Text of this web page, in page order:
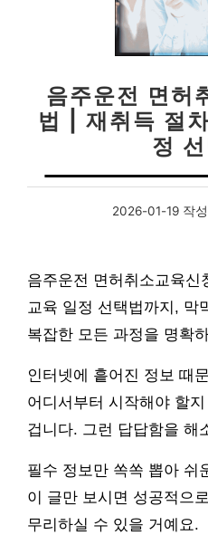
음주운전 면허
법 | 재취득 절
정
2026-01-19 작
음주운전 면허취소교육신
교육 일정 선택법까지, 막
복잡한 모든 과정을 명확
인터넷에 흩어진 정보 때
어디서부터 시작해야 할
겁니다. 그런 답답함을 해
필수 정보만 쏙쏙 뽑아 쉬
이 글만 보시면 성공적으
무리하실 수 있을 거예요.